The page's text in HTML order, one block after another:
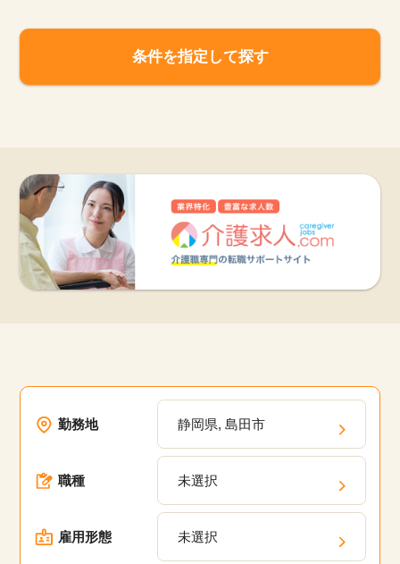
サイトの使い方
就職サポート
条件を指定して探す
勤務地 静岡県, 島田市
職種 未選択
雇用形態 未選択